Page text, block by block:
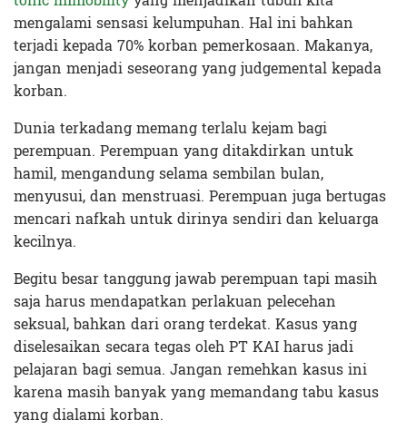
mengalami sensasi kelumpuhan. Hal ini bahkan
terjadi kepada 70% korban pemerkosaan. Makanya,
jangan menjadi seseorang yang judgemental kepada
korban.
Dunia terkadang memang terlalu kejam bagi
perempuan. Perempuan yang ditakdirkan untuk
hamil, mengandung selama sembilan bulan,
menyusui, dan menstruasi. Perempuan juga bertugas
mencari nafkah untuk dirinya sendiri dan keluarga
kecilnya.
Begitu besar tanggung jawab perempuan tapi masih
saja harus mendapatkan perlakuan pelecehan
seksual, bahkan dari orang terdekat. Kasus yang
diselesaikan secara tegas oleh PT KAI harus jadi
pelajaran bagi semua. Jangan remehkan kasus ini
karena masih banyak yang memandang tabu kasus
yang dialami korban.